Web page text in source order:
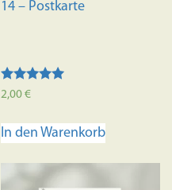
14 – Postkarte
Bewertet mit
5.00
2,00€
In den Warenkorb